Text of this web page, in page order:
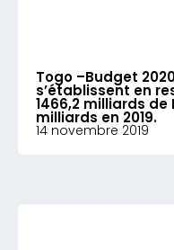
Togo –Budget
s’établissent en
1466,2 milliards de
milliards en 2019.
14 novembre 2019